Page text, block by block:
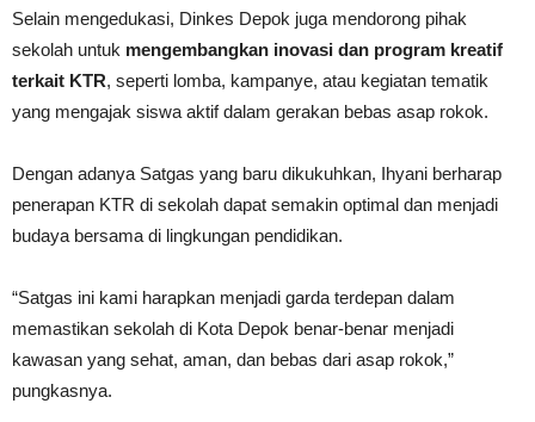
Selain mengedukasi, Dinkes Depok juga mendorong pihak
sekolah untuk mengembangkan inovasi dan program kreatif
terkait KTR, seperti lomba, kampanye, atau kegiatan tematik
yang mengajak siswa aktif dalam gerakan bebas asap rokok.
Dengan adanya Satgas yang baru dikukuhkan, Ihyani berharap
penerapan KTR di sekolah dapat semakin optimal dan menjadi
budaya bersama di lingkungan pendidikan.
“Satgas ini kami harapkan menjadi garda terdepan dalam
memastikan sekolah di Kota Depok benar-benar menjadi
kawasan yang sehat, aman, dan bebas dari asap rokok,”
pungkasnya.